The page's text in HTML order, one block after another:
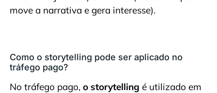
move a narrativa e gera interesse).
Como o storytelling pode ser aplicado no
tráfego pago?
No tráfego pago, o storytelling é utilizado em